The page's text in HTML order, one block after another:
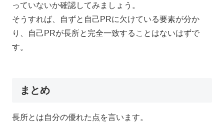
っていないか確認してみましょう。
そうすれば、自ずと自己PRに欠けている要素が分か
り、自己PRが長所と完全一致することはないはずで
す。
まとめ
長所とは自分の優れた点を言います。